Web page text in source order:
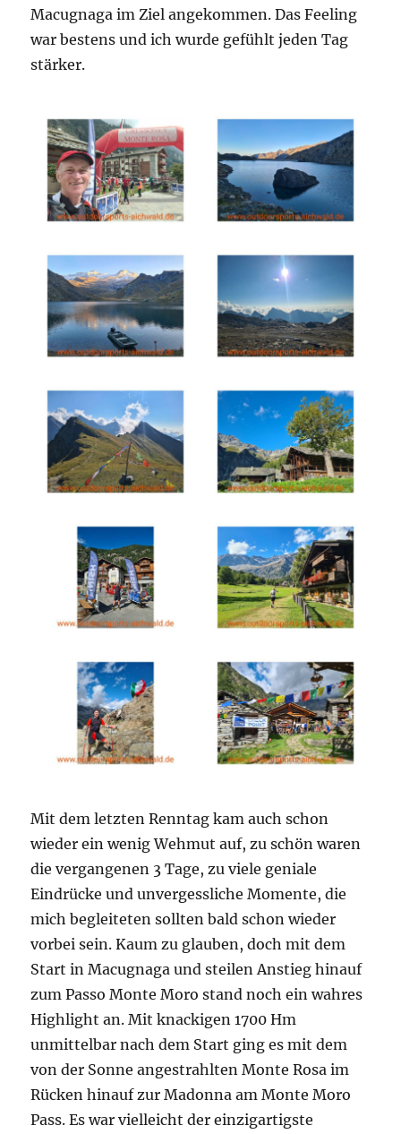
Macugnaga im Ziel angekommen. Das Feeling
war bestens und ich wurde gefühlt jeden Tag
stärker.
Mit dem letzten Renntag kam auch schon
wieder ein wenig Wehmut auf, zu schön waren
die vergangenen 3 Tage, zu viele geniale
Eindrücke und unvergessliche Momente, die
mich begleiteten sollten bald schon wieder
vorbei sein. Kaum zu glauben, doch mit dem
Start in Macugnaga und steilen Anstieg hinauf
zum Passo Monte Moro stand noch ein wahres
Highlight an. Mit knackigen 1700 Hm
unmittelbar nach dem Start ging es mit dem
von der Sonne angestrahlten Monte Rosa im
Rücken hinauf zur Madonna am Monte Moro
Pass. Es war vielleicht der einzigartigste